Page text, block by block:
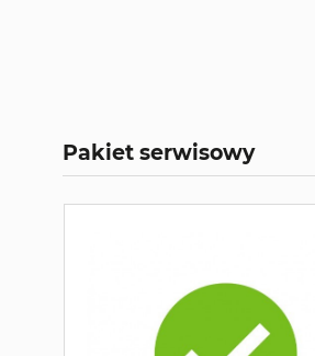
Pakiet serwisowy